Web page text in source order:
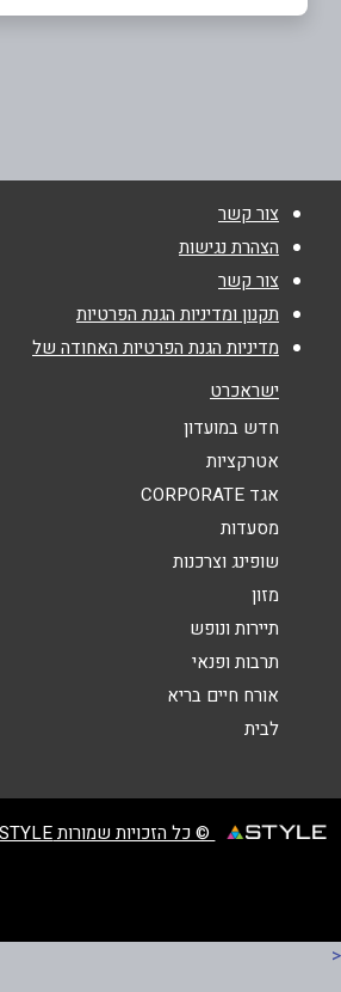
נושא*
אנא חזרו אלי בקשר ל...
צור קשר
הצהרת נגישות
צור קשר
תקנון ומדיניות הגנת הפרטיות
מדיניות הגנת הפרטיות האחודה של
ישראכרט
חדש במועדון
אטרקציות
אגד CORPORATE
מסעדות
שופינג וצרכנות
מזון
תיירות ונופש
תרבות ופנאי
אורח חיים בריא
לבית
© כל הזכויות שמורות STYLE ניהול מועדוני לקוחות
<